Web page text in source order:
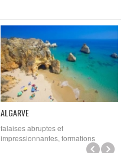
ALGARVE
falaises abruptes et
impressionnantes, formations